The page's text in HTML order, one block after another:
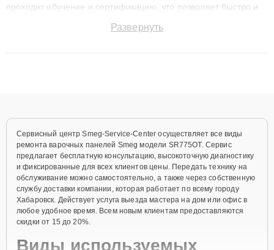
проходит обучение и сертификацию, что позволяет быстро и
сохранением гарантии до 3 лет. Наши мастера решают
Развернуть
Сервисный центр Smeg-Service-Center осуществляет все виды
ремонта варочных панелей Smeg модели SR775OT. Сервис
предлагает бесплатную консультацию, высокоточную диагностику
и фиксированные для всех клиентов цены. Передать технику на
обслуживание можно самостоятельно, а также через собственную
службу доставки компании, которая работает по всему городу
Хабаровск. Действует услуга выезда мастера на дом или офис в
любое удобное время. Всем новым клиентам предоставляются
скидки от 15 до 20%.
Виды используемых